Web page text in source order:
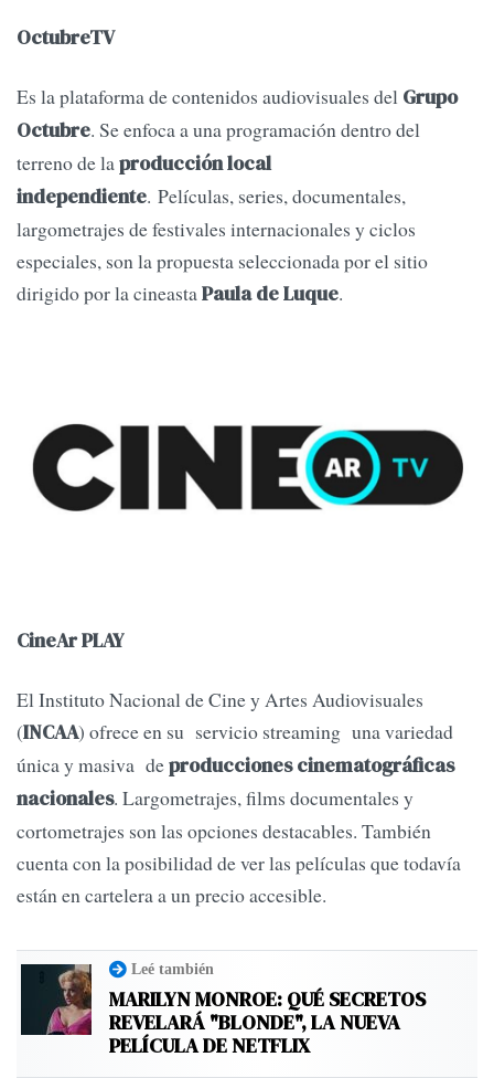
OctubreTV
Es la plataforma de contenidos audiovisuales del Grupo
Octubre. Se enfoca a una programación dentro del
terreno de laproducción local
independiente. Películas, series, documentales,
largometrajes de festivales internacionales y ciclos
especiales, son la propuesta seleccionada por el sitio
dirigido por la cineastaPaula de Luque.
CineAr PLAY
El Instituto Nacional de Cine y Artes Audiovisuales
(INCAA) ofrece en su servicio streaming una variedad
única y masiva deproducciones cinematográficas
nacionales. Largometrajes, films documentales y
cortometrajes son las opciones destacables. También
cuenta con la posibilidad de ver las películas que todavía
están en cartelera a un precio accesible.
Leé también
MARILYN MONROE: QUÉ SECRETOS
REVELARÁ "BLONDE", LA NUEVA
PELÍCULA DE NETFLIX